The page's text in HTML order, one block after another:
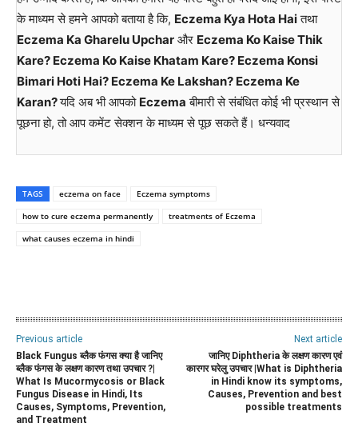
के माध्यम से हमने आपको बताया है कि, Eczema Kya Hota Haiतथा
Eczema Ka Gharelu Upchar और Eczema Ko Kaise Thik
Kare? Eczema Ko Kaise Khatam Kare? Eczema Konsi
Bimari Hoti Hai? Eczema Ke Lakshan? Eczema Ke
Karan?यदि अब भी आपको Eczema बीमारी से संबंधित कोई भी प्रस्थान से
पूछना हो, तो आप कमेंट सेक्शन के माध्यम से पूछ सकते हैं। धन्यवाद
TAGS eczema on face
Eczema symptoms
how to cure eczema permanently
treatments of Eczema
what causes eczema in hindi
Previous article
Black Fungus ब्लैक फंगस क्या है जानिए
ब्लैक फंगस के लक्षण कारण तथा उपचार ?|
What Is Mucormycosis or Black
Fungus Disease in Hindi, Its
Causes, Symptoms, Prevention,
and Treatment
Next article
जानिए Diphtheria के लक्षण कारण एवं
कारगर घरेलु उपचार |What is Diphtheria
in Hindi know its symptoms,
Causes, Prevention and best
possible treatments